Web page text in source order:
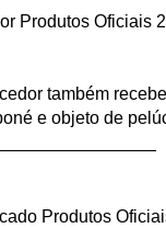
Produtos Oficiais
também
e objeto de
Produtos